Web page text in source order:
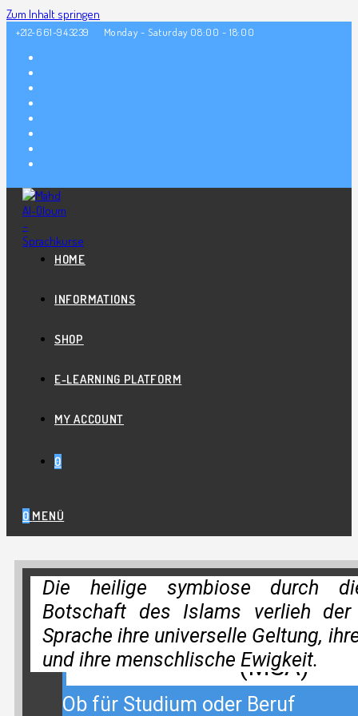
Zum Inhalt springen
+212-661-943239 Monday - Saturday 08:00 - 18:00
HOME
INFORMATIONS
SHOP
E-LEARNING PLATFORM
MY ACCOUNT
0
0 MENÜ
LERNEN
Modernes Standard-
(MSA)
Ob für Studium oder Beruf
Die heilige symbiose durch
Botschaft des Islams verlieh der
Sprache ihre universelle Geltung,
und ihre menschlische Ewigkeit.